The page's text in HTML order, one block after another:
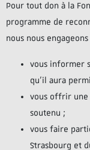
Pour tout don à la
programme de
nous nous
vous informer
qu’il aura
vous offrir une
soutenu ;
vous faire
Strasbourg et